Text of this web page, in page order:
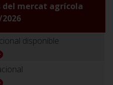
mercat agrícola
disponible